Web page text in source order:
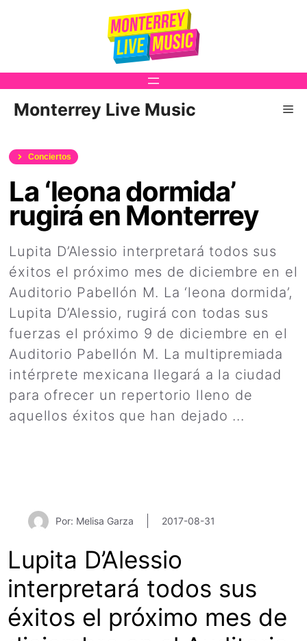
Monterrey Live Music
Conciertos
La ‘leona dormida’
rugirá en Monterrey
Lupita D’Alessio interpretará todos sus
éxitos el próximo mes de diciembre en el
Auditorio Pabellón M. La ‘leona dormida’,
Lupita D’Alessio, rugirá con todas sus
fuerzas el próximo 9 de diciembre en el
Auditorio Pabellón M. La multipremiada
intérprete mexicana llegará a la ciudad
para ofrecer un repertorio lleno de
aquellos éxitos que han dejado ...
Por: Melisa Garza 2017-08-31
Lupita D’Alessio
interpretará todos sus
éxitos el próximo mes de